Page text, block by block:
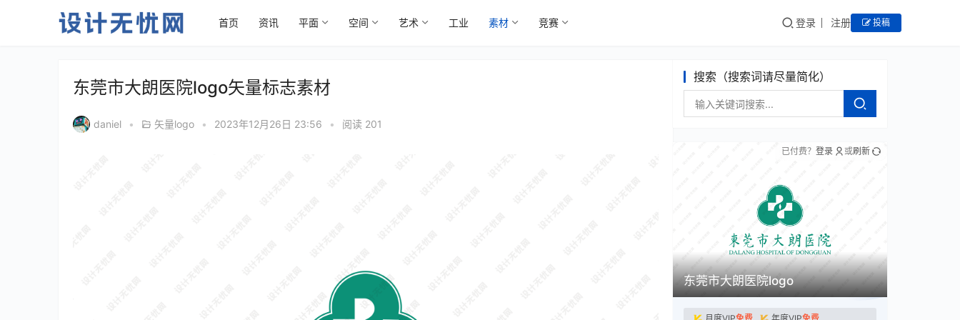
首页 资讯 平面 空间 艺术 工业 素材 竞赛 登录 注册 投稿
东莞市大朗医院logo矢量标志素材
daniel • 矢量logo • 2023年12月26日 23:56 • 阅读 201
搜索（搜索词请尽量简化）
东莞市大朗医院logo
已付费？ 登录 或刷新